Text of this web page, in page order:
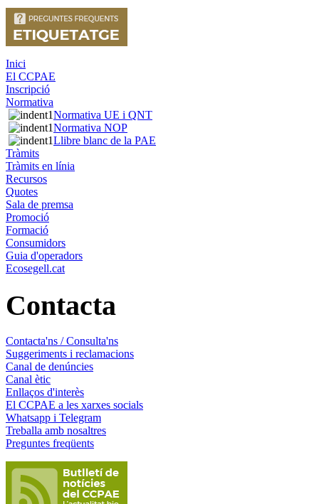
Inici
El CCPAE
Inscripció
Normativa
Normativa UE i QNT
Normativa NOP
Llibre blanc de la PAE
Tràmits
Tràmits en línia
Recursos
Quotes
Sala de premsa
Promoció
Formació
Consumidors
Guia d'operadors
Ecosegell.cat
Contacta
Contacta'ns / Consulta'ns
Suggeriments i reclamacions
Canal de denúncies
Canal ètic
Enllaços d'interès
El CCPAE a les xarxes socials
Whatsapp i Telegram
Treballa amb nosaltres
Preguntes freqüents